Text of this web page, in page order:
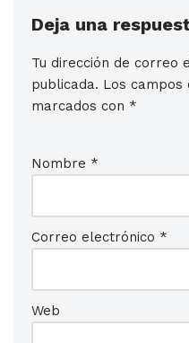
Deja una
Tu dirección de correo
publicada. Los campos
marcados con *
Nombre *
Correo electrónico *
Web